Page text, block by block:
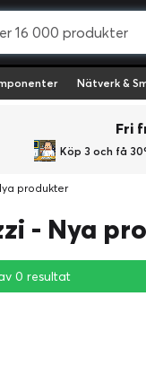
Nätverk &
Fri
Köp 3 och få
produkter
- Nya
0 resultat
0 resultat
0 resultat